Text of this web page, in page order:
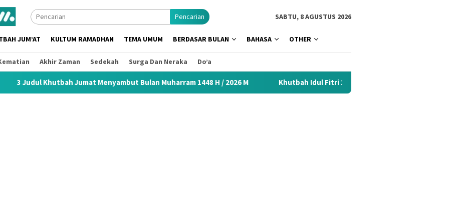
Pencarian SABTU, 8 AGUSTUS 2026
JUM’AT KULTUM RAMADHAN TEMA UMUM BERDASAR BULAN BAHASA OTHER
Akhir Zaman Sedekah Surga Dan Neraka Do’a
Jumat Menyambut Bulan Muharram 1448 H / 2026 M Khutbah Idul Fitri 2026 Menyentuh Hati: Kumpulan Materi Terbaik